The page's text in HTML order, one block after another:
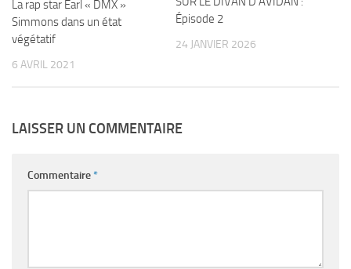
La rap star Earl « DMX »
Simmons dans un état
végétatif
6 AVRIL 2021
Épisode 2
24 JANVIER 2026
LAISSER UN COMMENTAIRE
Commentaire*